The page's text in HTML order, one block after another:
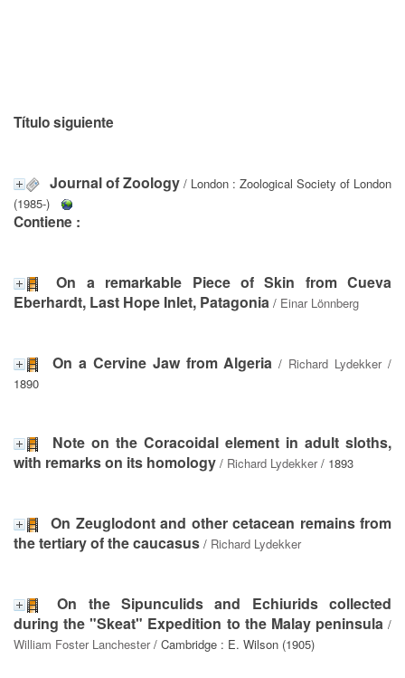
Título siguiente
Journal of Zoology / London : Zoological Society of London
(1985-)
Contiene :
On a remarkable Piece of Skin from Cueva
Eberhardt, Last Hope Inlet, Patagonia / Einar Lönnberg
On a Cervine Jaw from Algeria / Richard Lydekker/
1890
Note on the Coracoidal element in adult sloths,
with remarks on its homology / Richard Lydekker/ 1893
On Zeuglodont and other cetacean remains from
the tertiary of the caucasus / Richard Lydekker
On the Sipunculids and Echiurids collected
during the "Skeat" Expedition to the Malay peninsula/
William Foster Lanchester/ Cambridge : E. Wilson (1905)